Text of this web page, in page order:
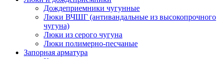
Дождеприемники чугунные
Люки ВЧШГ (антивандальные из высокопрочного
чугуна)
Люки из серого чугуна
Люки полимерно-песчаные
Запорная арматура